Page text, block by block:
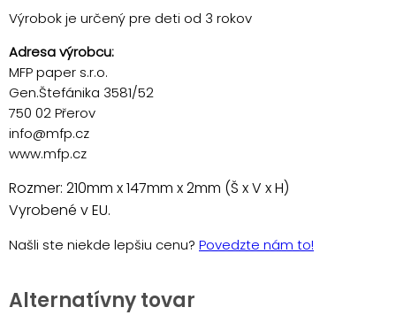
Výrobok je určený pre deti od 3 rokov
Adresa výrobcu:
MFP paper s.r.o.
Gen.Štefánika 3581/52
750 02 Přerov
info@mfp.cz
www.mfp.cz
Rozmer: 210mm x 147mm x 2mm (Š x V x H)
Vyrobené v EU.
Našli ste niekde lepšiu cenu? Povedzte nám to!
Alternatívny tovar